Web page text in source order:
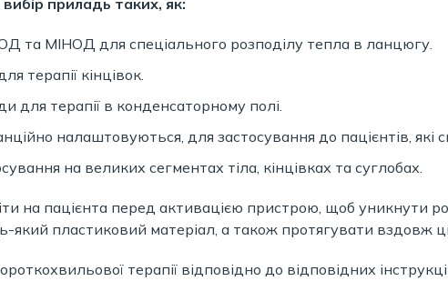
приладь таких, як:
та МІНОД для спеціального розподілу тепла в ланцюгу.
терапії кінцівок.
для терапії в конденсаторному полі.
налаштовуються, для застосування до пацієнтів, які
на великих сегментах тіла, кінцівках та суглобах.
на пацієнта перед активацією пристрою, щоб уникнути
який пластиковий матеріал, а також протягувати вздовж
терапії відповідно до відповідних